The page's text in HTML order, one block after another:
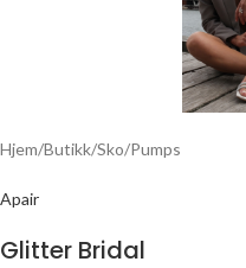
Hjem/Butikk/Sko/Pumps
Apair
Glitter Bridal